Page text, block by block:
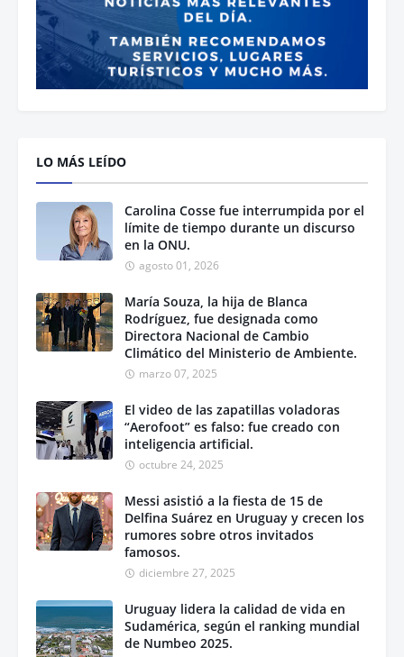
LO MÁS LEÍDO
Carolina Cosse fue interrumpida por el
límite de tiempo durante un discurso
en la ONU.
agosto 01, 2026
María Souza, la hija de Blanca
Rodríguez, fue designada como
Directora Nacional de Cambio
Climático del Ministerio de Ambiente.
marzo 07, 2025
El video de las zapatillas voladoras
“Aerofoot” es falso: fue creado con
inteligencia artificial.
octubre 24, 2025
Messi asistió a la fiesta de 15 de
Delfina Suárez en Uruguay y crecen los
rumores sobre otros invitados
famosos.
diciembre 27, 2025
Uruguay lidera la calidad de vida en
Sudamérica, según el ranking mundial
de Numbeo 2025.